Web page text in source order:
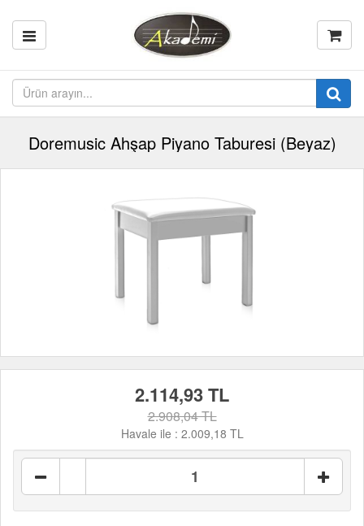
Doremusic Ahşap Piyano Taburesi (Beyaz)
2.114,93 TL
2.908,04 TL
Havale ile : 2.009,18 TL